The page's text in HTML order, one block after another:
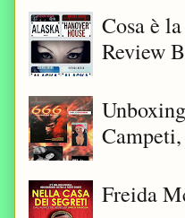
Cosa è
Review
Freida